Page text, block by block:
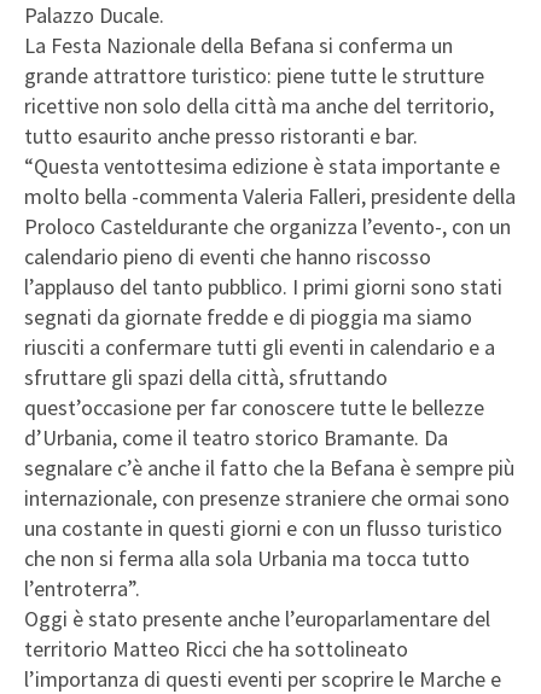
Palazzo Ducale.
La Festa Nazionale della Befana si conferma un
grande attrattore turistico: piene tutte le strutture
ricettive non solo della città ma anche del territorio,
tutto esaurito anche presso ristoranti e bar.
“Questa ventottesima edizione è stata importante e
molto bella -commenta Valeria Falleri, presidente della
Proloco Casteldurante che organizza l’evento-, con un
calendario pieno di eventi che hanno riscosso
l’applauso del tanto pubblico. I primi giorni sono stati
segnati da giornate fredde e di pioggia ma siamo
riusciti a confermare tutti gli eventi in calendario e a
sfruttare gli spazi della città, sfruttando
quest’occasione per far conoscere tutte le bellezze
d’Urbania, come il teatro storico Bramante. Da
segnalare c’è anche il fatto che la Befana è sempre più
internazionale, con presenze straniere che ormai sono
una costante in questi giorni e con un flusso turistico
che non si ferma alla sola Urbania ma tocca tutto
l’entroterra”.
Oggi è stato presente anche l’europarlamentare del
territorio Matteo Ricci che ha sottolineato
l’importanza di questi eventi per scoprire le Marche e